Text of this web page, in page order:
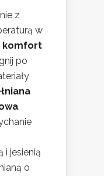
z
w
komfort
po
,
i jesienią
o